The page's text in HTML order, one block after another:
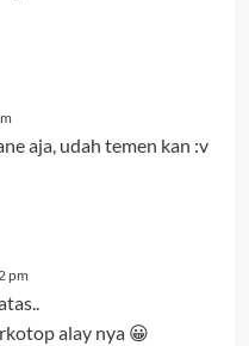
aja, udah temen kan :v
pm
alay nya 😀